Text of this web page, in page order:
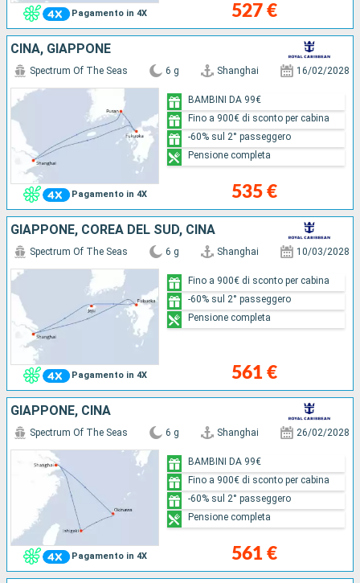
Pagamento in 4X 527 €
CINA, GIAPPONE
Pagamento in 4X
Spectrum Of The Seas 6 g Shanghai 16/02/2028
535 €
BAMBINI DA 99€
Fino a 900€ di sconto per cabina
-60% sul 2° passeggero
Pensione completa
GIAPPONE, COREA DEL SUD, CINA
Pagamento in 4X
Spectrum Of The Seas 6 g Shanghai 10/03/2028
561 €
Fino a 900€ di sconto per cabina
-60% sul 2° passeggero
Pensione completa
GIAPPONE, CINA
Pagamento in 4X
Spectrum Of The Seas 6 g Shanghai 26/02/2028
561 €
BAMBINI DA 99€
Fino a 900€ di sconto per cabina
-60% sul 2° passeggero
Pensione completa